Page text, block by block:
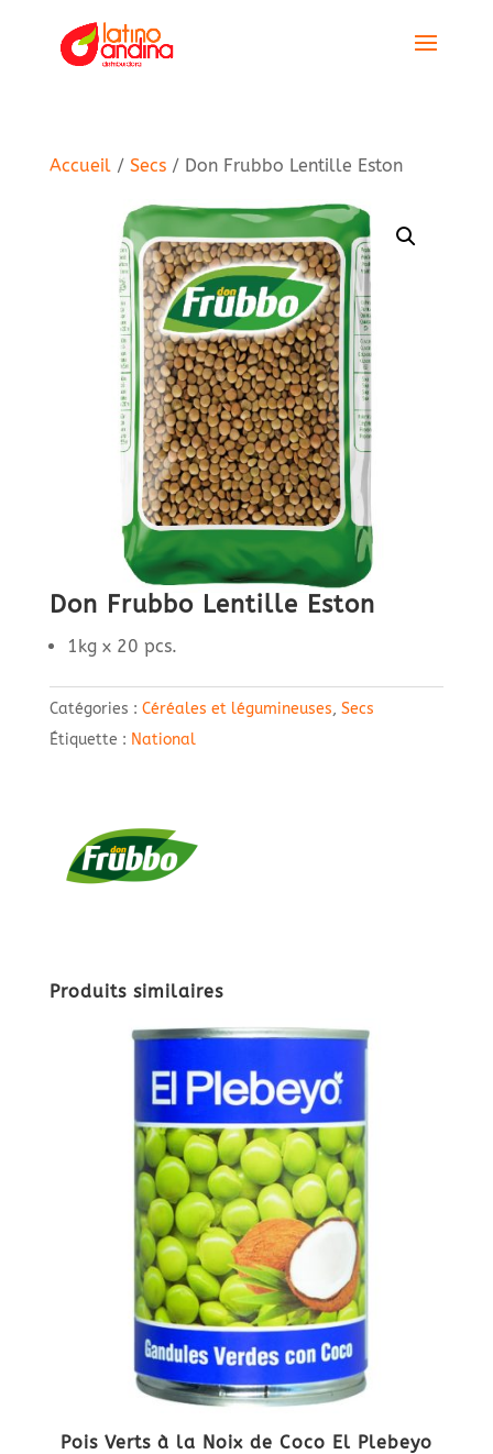
Accueil/ Secs/ Don Frubbo Lentille Eston
Don Frubbo Lentille Eston
1kg x 20 pcs.
Catégories : Céréales et légumineuses, Secs
Étiquette : National
Produits similaires
Pois Verts à la Noix de Coco El Plebeyo